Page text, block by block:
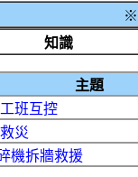
※
知識
主題
班互控
災
機拆牆救援